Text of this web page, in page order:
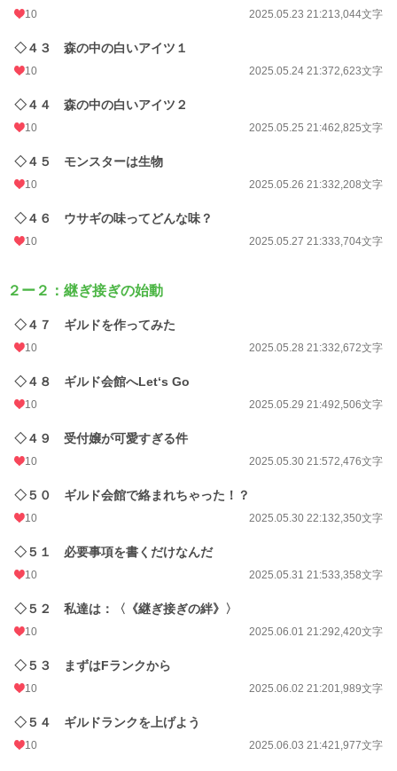
10 2025.05.23 21:213,044文字
◇４３ 森の中の白いアイツ１
10 2025.05.24 21:372,623文字
◇４４ 森の中の白いアイツ２
10 2025.05.25 21:462,825文字
◇４５ モンスターは生物
10 2025.05.26 21:332,208文字
◇４６ ウサギの味ってどんな味？
10 2025.05.27 21:333,704文字
２ー２：継ぎ接ぎの始動
◇４７ ギルドを作ってみた
10 2025.05.28 21:332,672文字
◇４８ ギルド会館へLet‘s Go
10 2025.05.29 21:492,506文字
◇４９ 受付嬢が可愛すぎる件
10 2025.05.30 21:572,476文字
◇５０ ギルド会館で絡まれちゃった！？
10 2025.05.30 22:132,350文字
◇５１ 必要事項を書くだけなんだ
10 2025.05.31 21:533,358文字
◇５２ 私達は：〈《継ぎ接ぎの絆》〉
10 2025.06.01 21:292,420文字
◇５３ まずはFランクから
10 2025.06.02 21:201,989文字
◇５４ ギルドランクを上げよう
10 2025.06.03 21:421,977文字